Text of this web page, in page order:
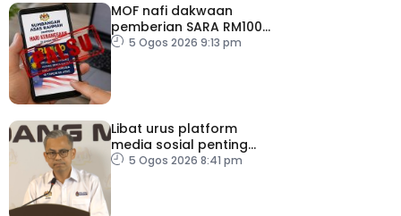
MOF nafi dakwaan
pemberian SARA RM100
sempena Hari
5 Ogos 2026 9:13 pm
Libat urus platform
media sosial penting
bendung perbuatan
5 Ogos 2026 8:41 pm